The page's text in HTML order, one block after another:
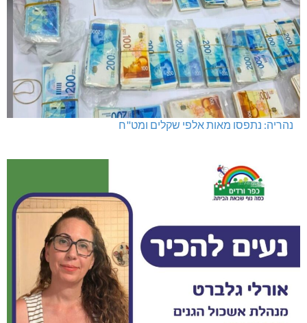
נהריה: נתפסו מאות אלפי שקלים ומט"ח